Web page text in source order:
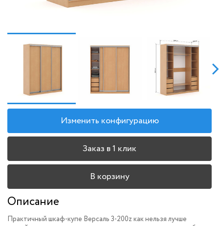
Изменить конфигурацию
Заказ в 1 клик
В корзину
Описание
Практичный шкаф-купе Версаль 3-200z как нельзя лучше